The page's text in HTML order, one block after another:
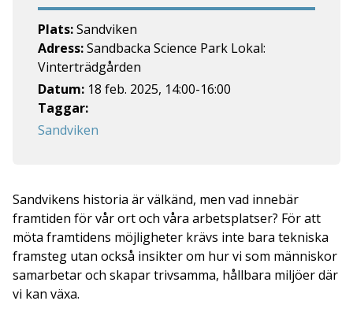
Plats:Sandviken
Adress:Sandbacka Science Park Lokal:
Vinterträdgården
Datum: 18 feb. 2025, 14:00-16:00
Taggar:
Sandviken
Sandvikens historia är välkänd, men vad innebär
framtiden för vår ort och våra arbetsplatser? För att
möta framtidens möjligheter krävs inte bara tekniska
framsteg utan också insikter om hur vi som människor
samarbetar och skapar trivsamma, hållbara miljöer där
vi kan växa.